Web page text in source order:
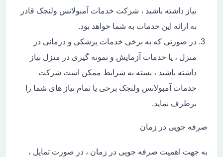
نیاز داشته باشید ، شرکت خدمات آمبولانس ولنجک قادر
به ارائه این خدمات به شما خواهد بود.
در صورتی که به برخی خدمات پزشکی و درمانی در
منزل ، یا خدمات آزمایش و نمونه گیری در منزل نیاز
داشته باشید ، بسته به شرایط ممکن است شرکت
خدمات آمبولانس ولنجک برخی یا تمام نیاز های شما را
برطرف نماید.
صرفه جویی در زمان
به جهت اهمیت صرفه جویی در زمان ، در صورت تمایل ،